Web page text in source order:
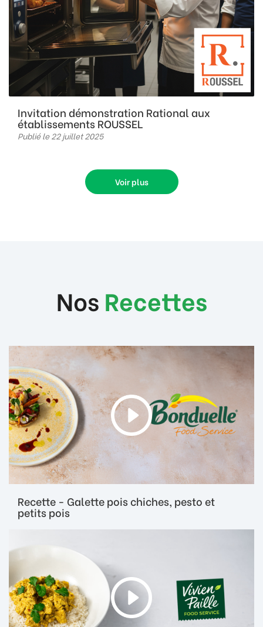
Invitation démonstration Rational aux
établissements ROUSSEL
Publié le 22 juillet 2025
Voir plus
Nos Recettes
Recette - Galette pois chiches, pesto et
petits pois